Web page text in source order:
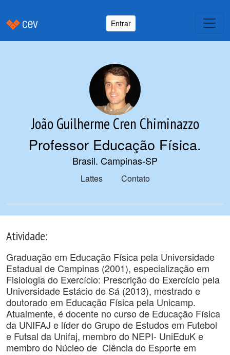
Entrar
João Guilherme Cren Chiminazzo
Professor Educação Física.
Brasil. Campinas-SP
Lattes Contato
Atividade:
Graduação em Educação Física pela Universidade
Estadual de Campinas (2001), especialização em
Fisiologia do Exercício: Prescrição do Exercício pela
Universidade Estácio de Sá (2013), mestrado e
doutorado em Educação Física pela Unicamp.
Atualmente, é docente no curso de Educação Física
da UNIFAJ e líder do Grupo de Estudos em Futebol
e Futsal da Unifaj, membro do NEPI- UniEduK e
membro do Núcleo de Ciência do Esporte em